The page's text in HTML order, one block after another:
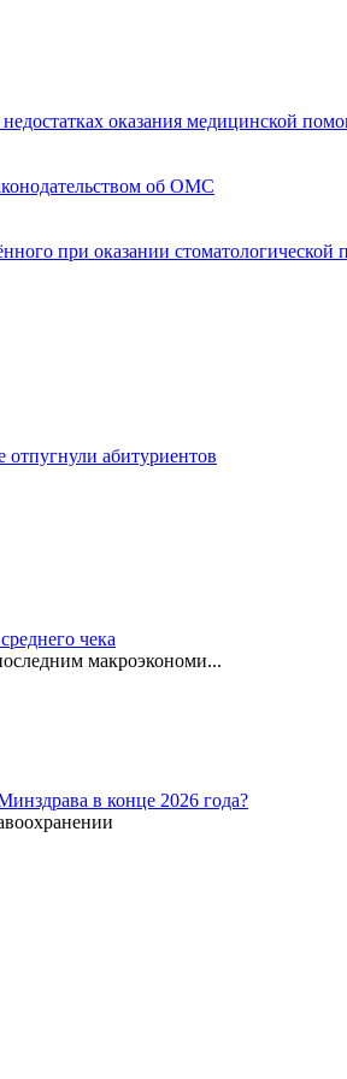
оказания медицинской
об ОМС
при оказании стоматологической
отпугнули абитуриентов
чека
макроэкономи...
в конце 2026 года?